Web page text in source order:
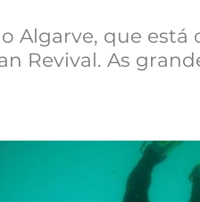
Algarve, que
Revival. As